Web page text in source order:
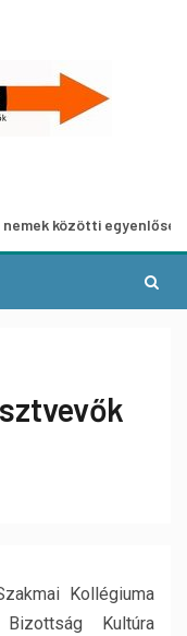
egyenlőség európai
Kollégiuma
Kultúra